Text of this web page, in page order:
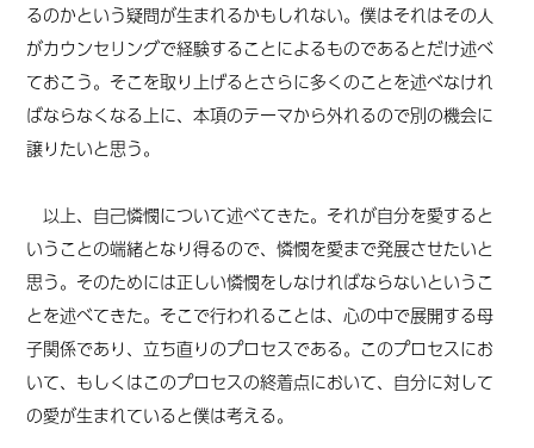
るのかという疑問が生まれるかもしれない。僕はそれはその人
がカウンセリングで経験することによるものであるとだけ述べ
ておこう。そこを取り上げるとさらに多くのことを述べなけれ
ばならなくなる上に、本項のテーマから外れるので別の機会に
譲りたいと思う。
以上、自己憐憫について述べてきた。それが自分を愛すると
いうことの端緒となり得るので、憐憫を愛まで発展させたいと
思う。そのためには正しい憐憫をしなければならないというこ
とを述べてきた。そこで行われることは、心の中で展開する母
子関係であり、立ち直りのプロセスである。このプロセスにお
いて、もしくはこのプロセスの終着点において、自分に対して
の愛が生まれていると僕は考える。